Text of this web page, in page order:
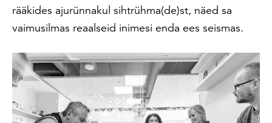
rääkides ajurünnakul sihtrühma(de)st, näed sa
vaimusilmas reaalseid inimesi enda ees seismas.